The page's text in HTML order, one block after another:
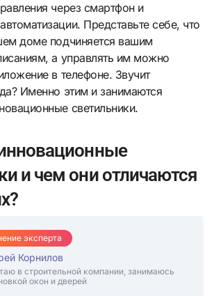
через смартфон и
Представьте себе, что
доме подчиняется вашим
а управлять им можно
в телефоне. Звучит
Именно этим и занимаются
светильники.
и чем они отличаются
эксперта
Корнилов
в строительной компании, занимаюсь
окон и дверей